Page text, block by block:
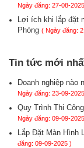
Ngày đăng: 27-08-
Lợi ích khi lắp đặt
Phòng ( Ngày đăng:
Tin tức mới
Doanh nghiệp nào
Ngày đăng: 23-09-
Quy Trình Thi
Ngày đăng: 09-09-
Lắp Đặt Màn Hình
đăng: 09-09-2025 )